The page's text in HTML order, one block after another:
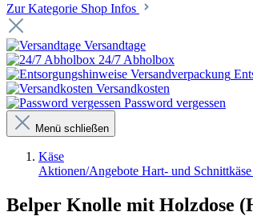
Zur Kategorie Shop Infos
Versandtage
24/7 Abholbox
Versandkosten
Password vergessen
Menü schließen
Käse
Aktionen/Angebote Hart- und Schnittkäse
Belper Knolle mit Holzdose